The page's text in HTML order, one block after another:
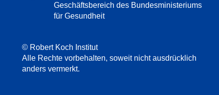
Geschäftsbereich des Bundesministeriums
für Gesundheit
© Robert Koch Institut
Alle Rechte vorbehalten, soweit nicht ausdrücklich
anders vermerkt.